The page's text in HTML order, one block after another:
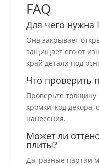
FAQ
Для чего нужна
Она закрывает
защищает его от
край детали под
Что проверить
Проверьте
кромки, код декора,
нанесения.
Может ли
плиты?
Да, разные партии